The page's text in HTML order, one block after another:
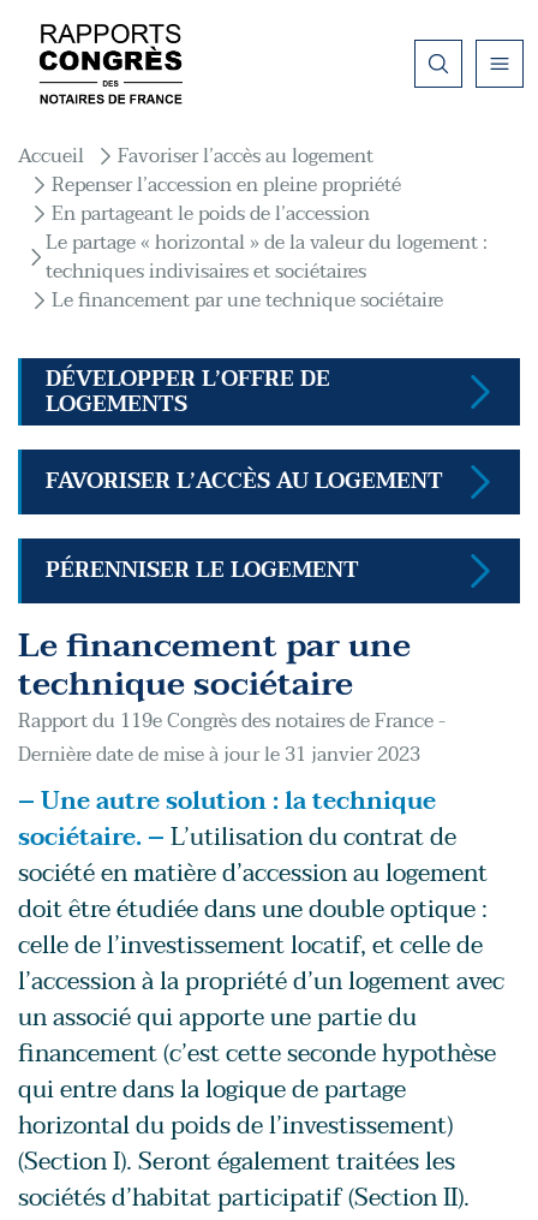
Fil d'Ariane
Accueil
Favoriser l’accès au logement
Repenser l’accession en pleine propriété
En partageant le poids de l’accession
Le partage « horizontal » de la valeur du logement :
techniques indivisaires et sociétaires
Le financement par une technique sociétaire
DÉVELOPPER L’OFFRE DE
LOGEMENTS
FAVORISER L’ACCÈS AU LOGEMENT
PÉRENNISER LE LOGEMENT
Le financement par une
technique sociétaire
Rapport du 119e Congrès des notaires de France -
Dernière date de mise à jour le 31 janvier 2023
– Une autre solution : la technique
sociétaire. –L’utilisation du contrat de
société en matière d’accession au logement
doit être étudiée dans une double optique :
celle de l’investissement locatif, et celle de
l’accession à la propriété d’un logement avec
un associé qui apporte une partie du
financement (c’est cette seconde hypothèse
qui entre dans la logique de partage
horizontal du poids de l’investissement)
(Section I). Seront également traitées les
sociétés d’habitat participatif (Section II).